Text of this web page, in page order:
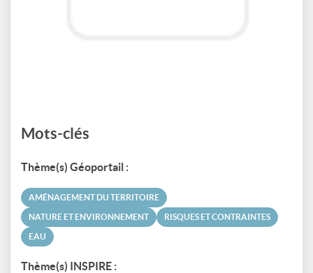
Mots-clés
Thème(s) Géoportail :
AMÉNAGEMENT DU TERRITOIRE
NATURE ET ENVIRONNEMENT RISQUES ET CONTRAINTES
EAU
Thème(s) INSPIRE :